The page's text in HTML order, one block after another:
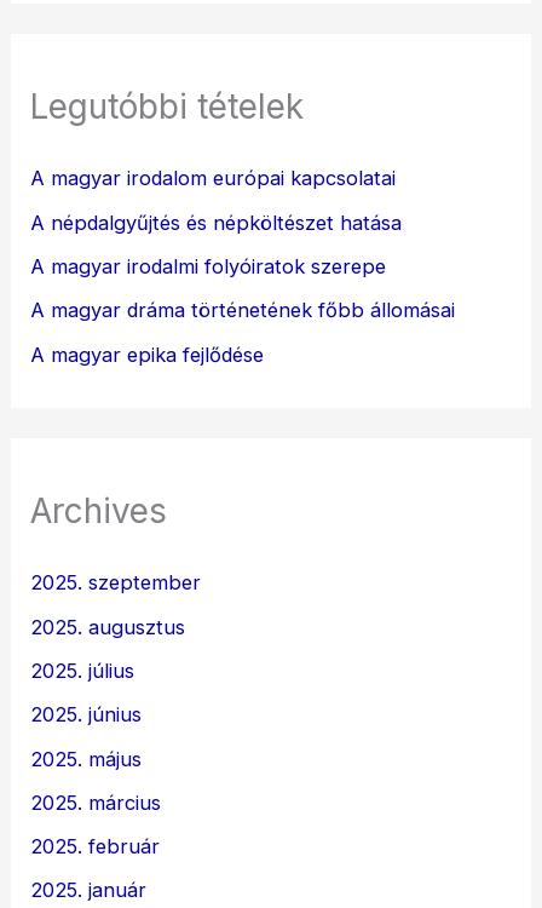
Legutóbbi tételek
A magyar irodalom európai kapcsolatai
A népdalgyűjtés és népköltészet hatása
A magyar irodalmi folyóiratok szerepe
A magyar dráma történetének főbb állomásai
A magyar epika fejlődése
Archives
2025. szeptember
2025. augusztus
2025. július
2025. június
2025. május
2025. március
2025. február
2025. január